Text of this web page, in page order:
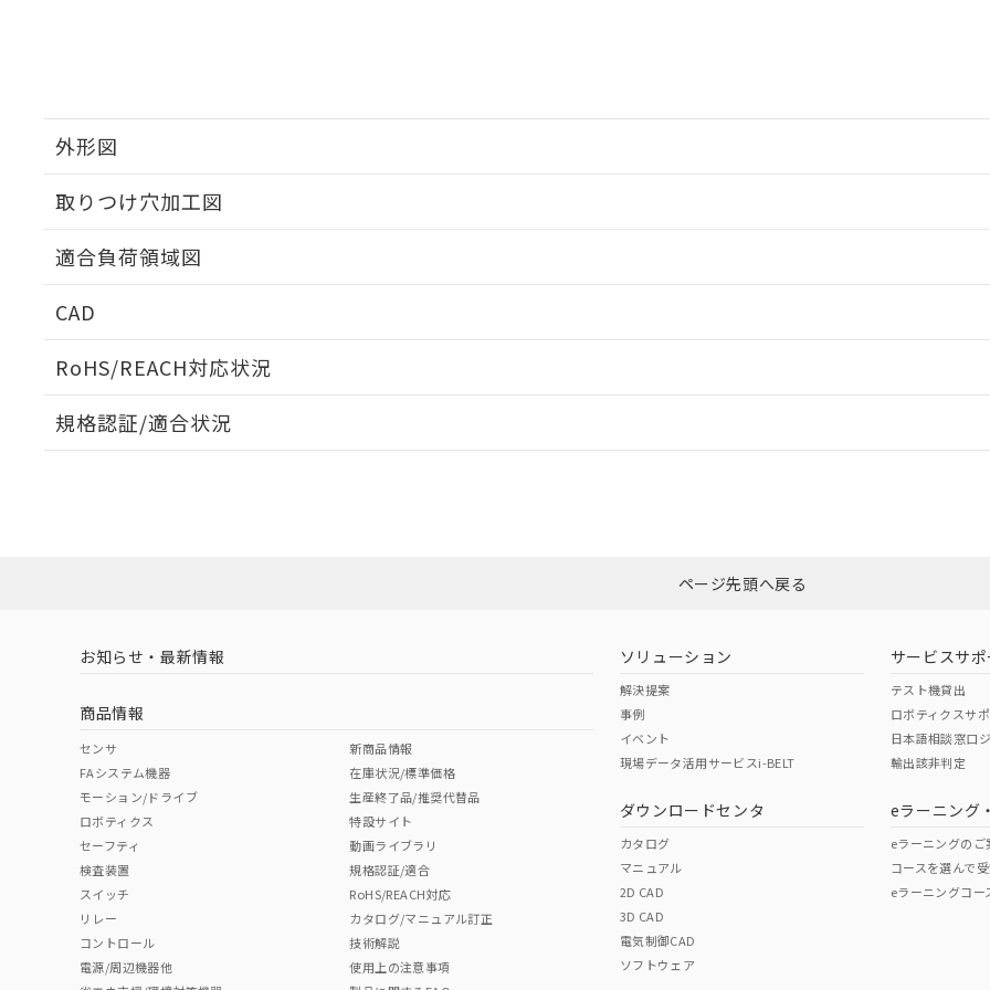
外形図
取りつけ穴加工図
適合負荷領域図
CAD
RoHS/REACH対応状況
EU RoHS 注意事項・凡例
ダウンロードはこちら
中国 RoHS 注意事項・凡例
中国 RoHS表
Pb Hg Cr(VI)
"対応済み"や非含有の記載がされた商品であっても、流通在庫等で未対応品が混在する可能性があります。
非含有品が必要な際は、弊社営業部門もしくは販売店へお問い合わせください。
規格認証/適合状況
ページ先頭へ戻る
お知らせ・最新情報
商品情報
センサ
FAシステム機器
モーション/ドライブ
ロボティクス
セーフティ
検査装置
スイッチ
リレー
コントロール
電源/周辺機器他
新商品情報
在庫状況/標準価格
生産終了品/推奨代替品
特設サイト
動画ライブラリ
規格認証/適合
RoHS/REACH対応
カタログ/マニュアル訂正
技術解説
使用上の注意事項
ソリューション
解決提案
事例
イベント
現場データ活用サービスi-BELT
ダウンロードセンタ
カタログ
マニュアル
2D CAD
3D CAD
電気制御CAD
ソフトウェア
サービスサポ
テスト機貸出
ロボティクスサ
日本語相談窓口
輸出該非判定
eラーニング
eラーニングのご
コースを選んで
eラーニングコー